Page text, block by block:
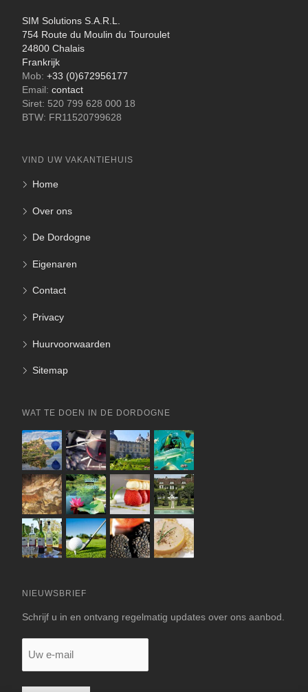
SIM Solutions S.A.R.L.
754 Route du Moulin du Touroulet
24800 Chalais
Frankrijk
Mob: +33 (0)672956177
Email: contact
Siret: 520 799 628 000 18
BTW: FR11520799628
VIND UW VAKANTIEHUIS
Home
Over ons
De Dordogne
Eigenaren
Contact
Privacy
Huurvoorwaarden
Sitemap
WAT TE DOEN IN DE DORDOGNE
NIEUWSBRIEF
Schrijf u in en ontvang regelmatig updates over ons aanbod.
e-